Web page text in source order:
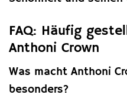
FAQ: Häufig
Anthoni Crown
Was macht Anthoni
besonders?